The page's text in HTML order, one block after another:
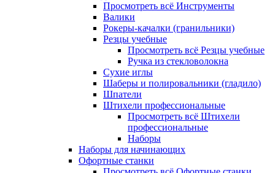
Просмотреть всё Инструменты
Валики
Рокеры-качалки (гранильники)
Резцы учебные
Просмотреть всё Резцы учебные
Ручка из стекловолокна
Сухие иглы
Шаберы и полировальники (гладило)
Шпатели
Штихели профессиональные
Просмотреть всё Штихели
профессиональные
Наборы
Наборы для начинающих
Офортные станки